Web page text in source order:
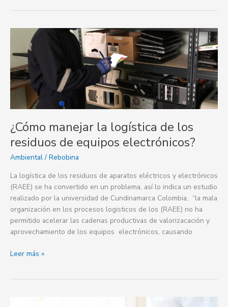
¿Cómo manejar la logística de los
residuos de equipos electrónicos?
Ambiental/ Rebobina
La logística de los residuos de aparatos eléctricos y electrónicos
(RAEE) se ha convertido en un problema, así lo indica un estudio
realizado por la universidad de Cundinamarca Colombia, “la mala
organización en los procesos logisticos de los (RAEE) no ha
permitido acelerar las cadenas productivas de valorizacación y
aprovechamiento de los equipos electrónicos, causando
manejar
la
logística
de
los
residuos
de
equipos
electrónicos?
Leer más »